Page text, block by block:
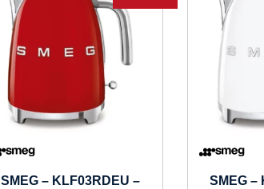
SMEG – KLF03RDEU –
SMEG –